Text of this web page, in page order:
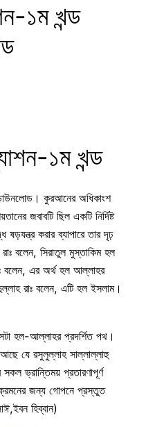
১ম খন্ড
১ম খন্ড
কুরআনের অধিকাংশ
জবাবটি ছিল একটি নির্দিষ্ট
ষড়যন্ত্র করার ব্যাপারে তার দৃঢ়
বলেন, সিরাতুল মুস্তাকিম হল
বলেন, এর অর্থ হল আল্লাহর
রাঃ বলেন, এটি হল ইসলাম।
হল-আল্লাহর প্রদর্শিত পথ।
যে রসুলুল্লাহ সাল্লাল্লাহু
ভ্রান্তিময় প্রতারণাপূর্ণ
জন্য গোপনে প্রস্তুত
হিব্বান)